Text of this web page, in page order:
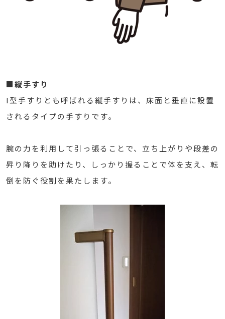
■縦手すり
I型手すりとも呼ばれる縦手すりは、床面と垂直に設置
されるタイプの手すりです。
腕の力を利用して引っ張ることで、立ち上がりや段差の
昇り降りを助けたり、しっかり握ることで体を支え、転
倒を防ぐ役割を果たします。